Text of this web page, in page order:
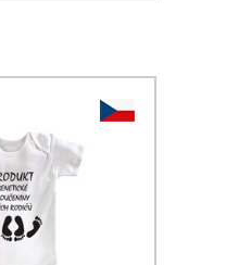
Bomba s.r.o.
Odoslať